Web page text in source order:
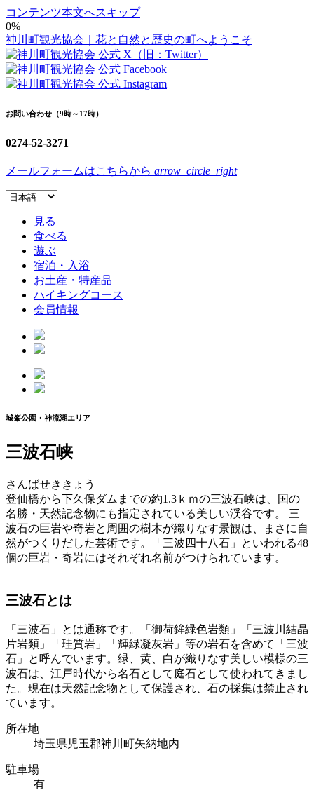
コンテンツ本文へスキップ
0%
神川町観光協会｜花と自然と歴史の町へようこそ
お問い合わせ（9時～17時）
0274-52-3271
メールフォームはこちらから arrow_circle_right
見る
食べる
遊ぶ
宿泊・入浴
お土産・特産品
ハイキングコース
会員情報
城峯公園・神流湖エリア
三波石峡
さんばせききょう
登仙橋から下久保ダムまでの約1.3ｋｍの三波石峡は、国の
名勝・天然記念物にも指定されている美しい渓谷です。 三
波石の巨岩や奇岩と周囲の樹木が織りなす景観は、まさに自
然がつくりだした芸術です。「三波四十八石」といわれる48
個の巨岩・奇岩にはそれぞれ名前がつけられています。
三波石とは
「三波石」とは通称です。「御荷鉾緑色岩類」「三波川結晶
片岩類」「珪質岩」「輝緑凝灰岩」等の岩石を含めて「三波
石」と呼んでいます。緑、黄、白が織りなす美しい模様の三
波石は、江戸時代から名石として庭石として使われてきまし
た。現在は天然記念物として保護され、石の採集は禁止され
ています。
所在地
埼玉県児玉郡神川町矢納地内
駐車場
有